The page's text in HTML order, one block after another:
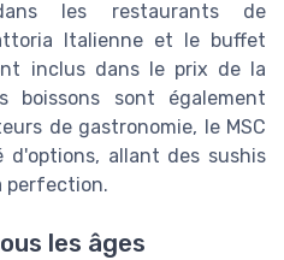
les restaurants de
Italienne et le buffet
inclus dans le prix de la
sont également
de gastronomie, le MSC
d'options, allant des sushis
perfection.
les âges